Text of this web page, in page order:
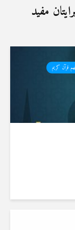
مفید
قرآن کریم